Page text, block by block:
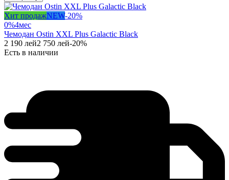
Хит продажNEW-20%
0%4мес
Чемодан Ostin XXL Plus Galactic Black
2 190 лей2 750 лей-20%
Есть в наличии